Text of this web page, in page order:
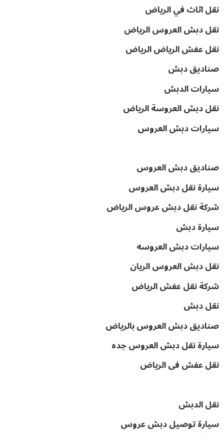
نقل اثاث في الرياض
نقل دبش العروس الرياض
نقل عفش الرياض الرياض
صناديق دبش
سيارات الدبش
نقل دبش العروسة الرياض
سيارات دبش العروس
صناديق دبش العروس
سيارة نقل دبش العروس
شركة نقل دبش عروس الرياض
سيارة دبش
سيارات دبش العروسه
نقل دبش العروس الريان
شركة نقل عفش الرياض
نقل دبش
صناديق دبش العروس بالرياض
سيارة نقل دبش العروس جده
نقل عفش فى الرياض
نقل الدبش
سيارة توصيل دبش عروس